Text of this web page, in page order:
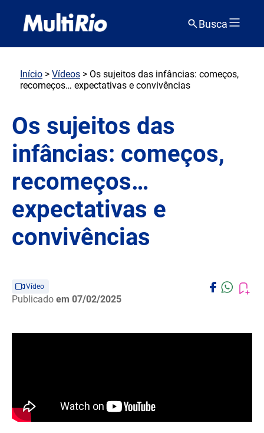
Busca
Início > Vídeos > Os sujeitos das infâncias: começos,
recomeços… expectativas e convivências
Os sujeitos das
infâncias: começos,
recomeços…
expectativas e
convivências
Vídeo
Publicado em 07/02/2025